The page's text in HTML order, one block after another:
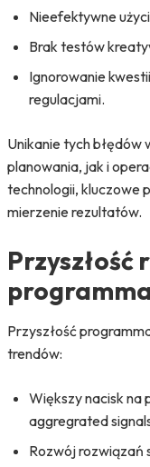
Nieefektywne
Brak testów
Ignorowanie
regulacjami.
Unikanie tych
planowania, jak i
technologii, kluczowe
mierzenie rezultatów.
Przyszłość
Przyszłość
trendów:
Większy nacisk na
aggregrated
Rozwój